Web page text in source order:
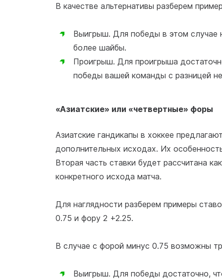
В качестве альтернативы разберем
Выигрыш. Для победы в этом случае
более шайбы.
Проигрыш. Для проигрыша
победы вашей команды с разницей
«Азиатские» или «четвертные» форы
Азиатские гандикапы в хоккее
дополнительных исходах. Их
Вторая часть ставки будет рассчитана
конкретного исхода матча.
Для наглядности разберем примеры
0.75 и фору 2 +2.25.
В случае с форой минус 0.75 возможны
Выигрыш. Для победы достаточно,